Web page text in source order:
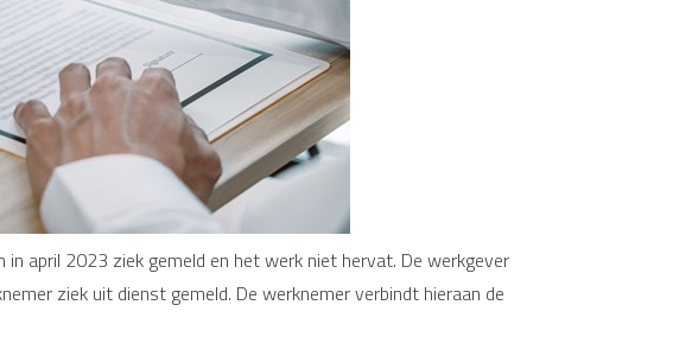
april 2023 ziek gemeld en het werk niet hervat. De werkgever
ziek uit dienst gemeld. De werknemer verbindt hieraan de